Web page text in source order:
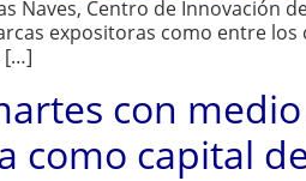
Naves, Centro de Innovación
expositoras como entre
[…]
con
como capital